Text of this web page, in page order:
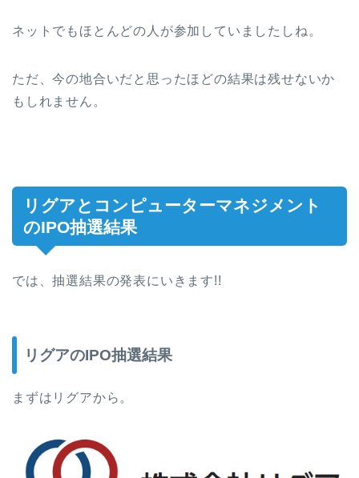
ネットでもほとんどの人が参加していましたしね。
ただ、今の地合いだと思ったほどの結果は残せないか
もしれません。
リグアとコンピューターマネジメント
のIPO抽選結果
では、抽選結果の発表にいきます!!
リグアのIPO抽選結果
まずはリグアから。